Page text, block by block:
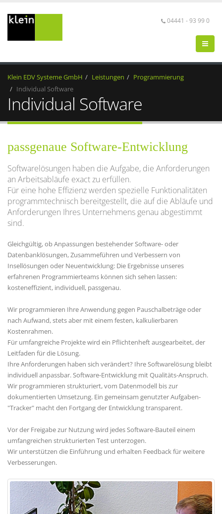
04441 - 93 99 0
Klein EDV Systeme GmbH Leistungen
Programmierung
Individual Software
Individual Software
passgenaue Software-Entwicklung
Softwarelösungen haben die Aufgabe, die Anforderungen
an Arbeitsabläufe exact zu erfüllen.
Für eine hohe Effizienz werden spezielle Funktionalitäten
programmtechnisch bereitgestellt, die auf die Abläufe und
Anforderungen Ihres Unternehmens genau abgestimmt
sind.
Gleichgültig, ob Anpassungen bestehender Software- oder
Datenbanklösungen, Zusammeführen und Verbessern von
Insellösungen oder Neuentwicklung: Die Ergebnisse unseres
erfahrenen Programmierteams können sich sehen lassen:
kosteneffizient, individuell, passgenau.
Wir programmieren Ihre Anwendung gegen Pauschalbeträge oder
nach Aufwand, stets aber mit einem festen, kalkulierbaren
Kostenrahmen.
Für umfangreiche Projekte wird ein Pflichtenheft ausgearbeitet, der
Leitfaden für die Lösung.
Ihre Anforderungen haben sich verändert? Ihre Softwarelösung bleibt
individuell anpassbar. Software-Entwicklung mit Qualitäts-Anspruch.
Wir programmieren strukturiert, vom Datenmodell bis zur
dokumentierten Umsetzung. Ein gemeinsam genutzter Aufgaben-
"Tracker" macht den Fortgang der Entwicklung transparent.
Vor der Freigabe zur Nutzung wird jedes Software-Bauteil einem
umfangreichen strukturierten Test unterzogen.
Wir unterstützen die Einführung und erhalten Feedback für weitere
Verbesserungen.